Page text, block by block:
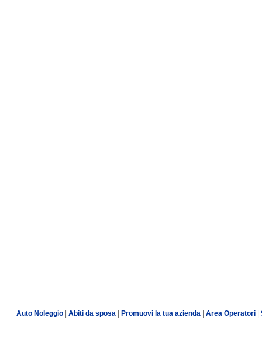
Auto Noleggio Abiti da sposa Promuovi la tua azienda Area Operatori